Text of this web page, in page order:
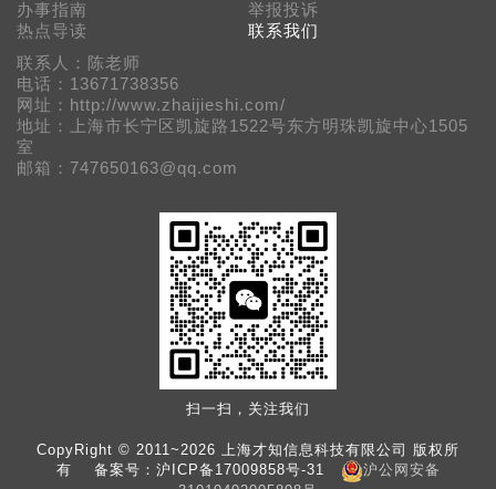
办事指南
热点导读
举报投诉
联系我们
联系人：陈老师
电话：13671738356
网址：http://www.zhaijieshi.com/
地址：上海市长宁区凯旋路1522号东方明珠凯旋中心1505
室
邮箱：747650163@qq.com
扫一扫，关注我们
CopyRight © 2011~2026 上海才知信息科技有限公司 版权所
有 备案号： 沪ICP备17009858号-31
沪公网安备